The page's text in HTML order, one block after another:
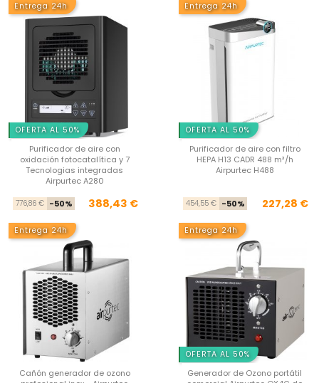
Entrega 24h
OFERTA AL 50%
Purificador de aire con
oxidación fotocatalítica y 7
Tecnologias integradas
Airpurtec A280
Precio base
776,86 € -50% Precio
388,43 €
Entrega 24h
OFERTA AL 50%
Purificador de aire con filtro
HEPA H13 CADR 488 m³/h
Airpurtec H488
454,55 € -50% 227,28 €
Entrega 24h
Cañón generador de ozono
Entrega 24h
OFERTA AL 50%
Generador de Ozono portátil